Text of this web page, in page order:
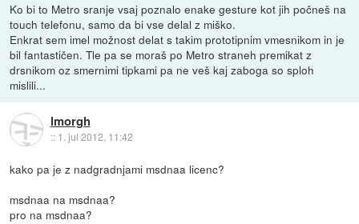
Ko bi to Metro sranje vsaj poznalo enake gesture kot jih počneš na
touch telefonu, samo da bi vse delal z miško.
Enkrat sem imel možnost delat s takim prototipnim vmesnikom in je
bil fantastičen. Tle pa se moraš po Metro straneh premikat z
drsnikom oz smernimi tipkami pa ne veš kaj zaboga so sploh
mislili...
lmorgh
:: 1. jul 2012, 11:42
kako pa je z nadgradnjami msdnaa licenc?
msdnaa na msdnaa?
pro na msdnaa?